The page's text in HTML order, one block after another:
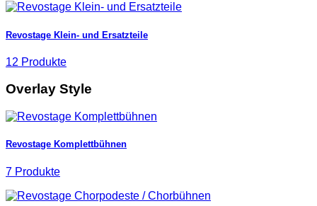
Revostage Klein- und Ersatzteile
12 Produkte
Overlay Style
Revostage Komplettbühnen
7 Produkte